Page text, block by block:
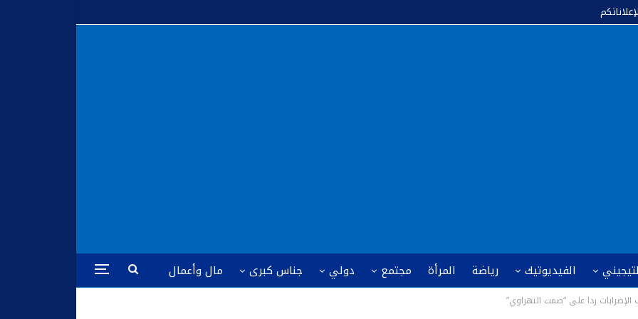
لإعلاناتكم
الفيديوتيك رياضة المرأة مجتمع دولي جناس كبرى
مال وأعمال
ردا على “صمت التهراوي”